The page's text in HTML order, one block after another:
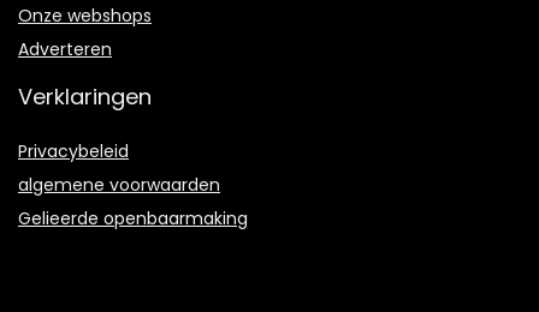
Onze webshops
Adverteren
Verklaringen
Privacybeleid
algemene voorwaarden
Gelieerde openbaarmaking